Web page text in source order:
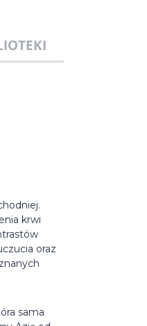
krwi
oraz
sama